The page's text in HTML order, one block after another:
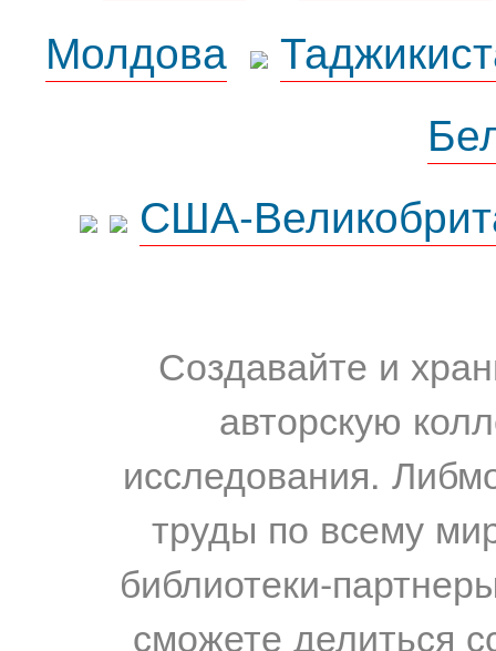
Молдова
США-
Создавайте и
авторскую
исследования.
труды по всему
библиотеки-
сможете делиться